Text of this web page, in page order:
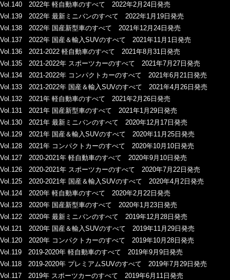
Vol.140 2022年 軽自動車のすべて 2022年2月24日発売
Vol.139 2022年 最新ミニバンのすべて 2022年1月19日発売
Vol.138 2022年 国産新型車のすべて 2021年12月24日発売
Vol.137 2022年 国産＆輸入SUVのすべて 2021年11月1日発売
Vol.136 2021-2022 軽自動車のすべて 2021年8月31日発売
Vol.135 2021-2022年 スポーツカーのすべて 2021年7月27日発売
Vol.134 2021-2022年 コンパクトカーのすべて 2021年6月21日発売
Vol.133 2021-2022年 国産＆輸入SUVのすべて 2021年4月26日発売
Vol.132 2021年 軽自動車のすべて 2021年2月26日発売
Vol.131 2021年 国産新型車のすべて 2021年1月29日発売
Vol.130 2021年 最新ミニバンのすべて 2020年12月17日発売
Vol.129 2021年 国産＆輸入SUVのすべて 2020年11月25日発売
Vol.128 2021年 コンパクトカーのすべて 2020年10月10日発売
Vol.127 2020-2021年 軽自動車のすべて 2020年9月10日発売
Vol.126 2020-2021年 スポーツカーのすべて 2020年7月22日発売
Vol.125 2020-2021年 国産＆輸入SUVのすべて 2020年4月2日発売
Vol.124 2020年 軽自動車のすべて 2020年2月22日発売
Vol.123 2020年 国産新型車のすべて 2020年1月23日発売
Vol.122 2020年 最新ミニバンのすべて 2019年12月28日発売
Vol.121 2020年 国産＆輸入SUVのすべて 2019年11月29日発売
Vol.120 2020年 コンパクトカーのすべて 2019年10月28日発売
Vol.119 2019-2020年 軽自動車のすべて 2019年9月9日発売
Vol.118 2019-2020年 プレミアムSUVのすべて 2019年7月29日発売
Vol.117 2019年 スポーツカーのすべて 2019年6月11日発売